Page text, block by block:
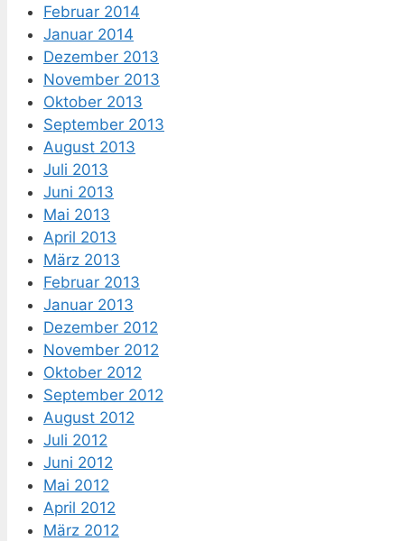
Februar 2014
Januar 2014
Dezember 2013
November 2013
Oktober 2013
September 2013
August 2013
Juli 2013
Juni 2013
Mai 2013
April 2013
März 2013
Februar 2013
Januar 2013
Dezember 2012
November 2012
Oktober 2012
September 2012
August 2012
Juli 2012
Juni 2012
Mai 2012
April 2012
März 2012